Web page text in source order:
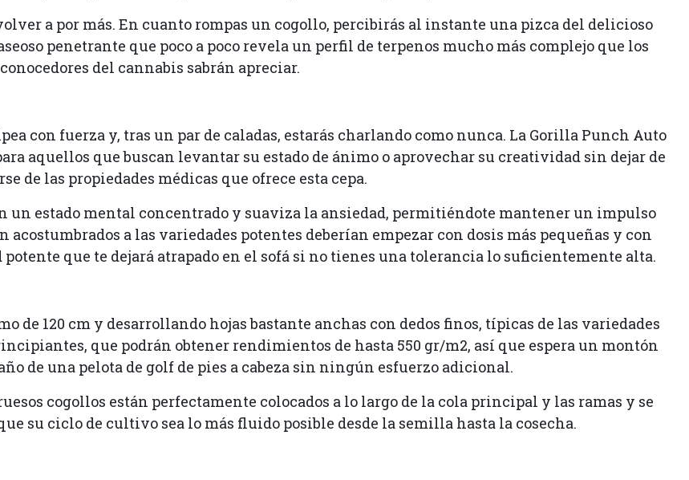
a por más. En cuanto rompas un cogollo, percibirás al instante una pizca del delicioso
penetrante que poco a poco revela un perfil de terpenos mucho más complejo que los
conocedores del cannabis sabrán apreciar.
con fuerza y, tras un par de caladas, estarás charlando como nunca. La Gorilla Punch Auto
aquellos que buscan levantar su estado de ánimo o aprovechar su creatividad sin dejar de
de las propiedades médicas que ofrece esta cepa.
un estado mental concentrado y suaviza la ansiedad, permitiéndote mantener un impulso
a las variedades potentes deberían empezar con dosis más pequeñas y con
que te dejará atrapado en el sofá si no tienes una tolerancia lo suficientemente alta.
de 120 cm y desarrollando hojas bastante anchas con dedos finos, típicas de las variedades
que podrán obtener rendimientos de hasta 550 gr/m2, así que espera un montón
de una pelota de golf de pies a cabeza sin ningún esfuerzo adicional.
cogollos están perfectamente colocados a lo largo de la cola principal y las ramas y se
su ciclo de cultivo sea lo más fluido posible desde la semilla hasta la cosecha.